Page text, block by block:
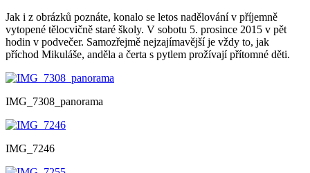
Jak i z obrázků poznáte, konalo se letos nadělování v příjemně
vytopené tělocvičně staré školy. V sobotu 5. prosince 2015 v pět
hodin v podvečer. Samozřejmě nejzajímavější je vždy to, jak
příchod Mikuláše, anděla a čerta s pytlem prožívají přítomné děti.
IMG_7308_panorama
IMG_7246